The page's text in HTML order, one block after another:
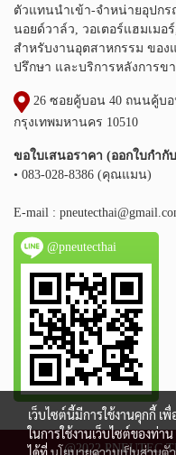
ตัวแทนนำเข้า-จำหน่ายอุปก
นอยด์วาล์ว, วอเตอร์แฮมเม
สำหรับงานอุตสาหกรรม ของ
ปรึกษา และบริการหลังการข
26 ซอยคู้บอน 40 ถนนคู้บ
กรุงเทพมหานคร 10510
ขอใบเสนอราคา (ออกใบกำกั
• 083-028-8386 (คุณแมน)
E-mail :
@pneutecthai
@2022 PNEUTEC
เว็บไซต์นี้มีการใช้งานคุกกี้
ในการใช้งานเว็บไซต์ของท่า